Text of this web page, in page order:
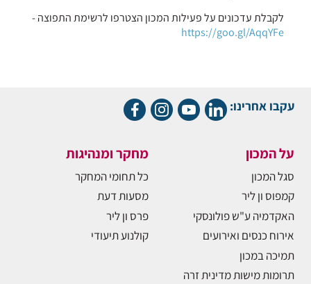
לקבלת עדכונים על פעילות המכון הצטרפו לרשימת התפוצה -
https://goo.gl/AqqYFe
עקבו אחרינו:
על המכון
סגל המכון
קמפוס ון ליר
האקדמיה ע"ש פולונסקי
אירוח כנסים ואירועים
תמיכה במכון
תרומות מישות מדינית זרה
מחקר ומנהיגות
כל תחומי המחקר
מסעות דעת
פרס ון ליר
קולנוע תיעודי